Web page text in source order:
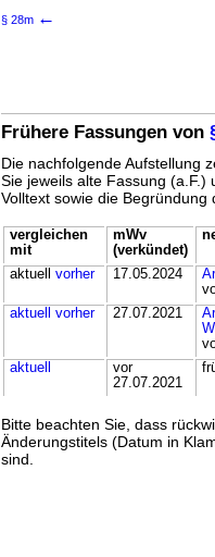
§ 28m ←
Frühere Fassungen von
Die nachfolgende Aufstellung
Sie jeweils alte Fassung (a.F.)
Volltext sowie die Begründung
vergleichen
mit
mWv
(verkündet)
aktuell vorher 17.05.2024
aktuell
vorher 27.07.2021
aktuell
vor
27.07.2021
Bitte beachten Sie, dass
Änderungstitels (Datum in
sind.